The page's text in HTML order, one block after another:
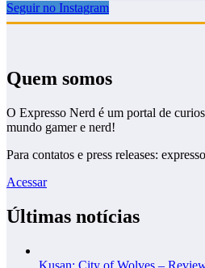
Seguir no Instagram
Quem somos
O Expresso Nerd é um portal de
mundo gamer e nerd!
Para contatos e press releases:
Acessar
Últimas notícias
Kusan: City of Wolves –